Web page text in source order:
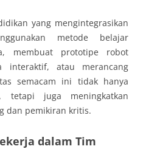
yang mengintegrasikan
metode belajar
membuat prototipe robot
interaktif, atau merancang
semacam ini tidak hanya
tetapi juga meningkatkan
dan pemikiran kritis.
dalam Tim